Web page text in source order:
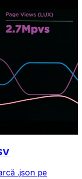
.json pe